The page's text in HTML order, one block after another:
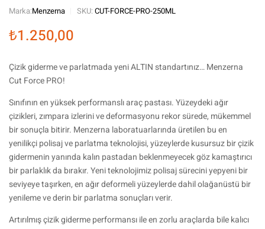
Marka:Menzerna SKU: CUT-FORCE-PRO-250ML
₺1.250,00
Çizik giderme ve parlatmada yeni ALTIN standartınız… Menzerna
Cut Force PRO!
Sınıfının en yüksek performanslı araç pastası. Yüzeydeki ağır
çizikleri, zımpara izlerini ve deformasyonu rekor sürede, mükemmel
bir sonuçla bitirir. Menzerna laboratuarlarında üretilen bu en
yenilikçi polisaj ve parlatma teknolojisi, yüzeylerde kusursuz bir çizik
gidermenin yanında kalın pastadan beklenmeyecek göz kamaştırıcı
bir parlaklık da bırakır. Yeni teknolojimiz polisaj sürecini yepyeni bir
seviyeye taşırken, en ağır deformeli yüzeylerde dahil olağanüstü bir
yenileme ve derin bir parlatma sonuçları verir.
Artırılmış çizik giderme performansı ile en zorlu araçlarda bile kalıcı